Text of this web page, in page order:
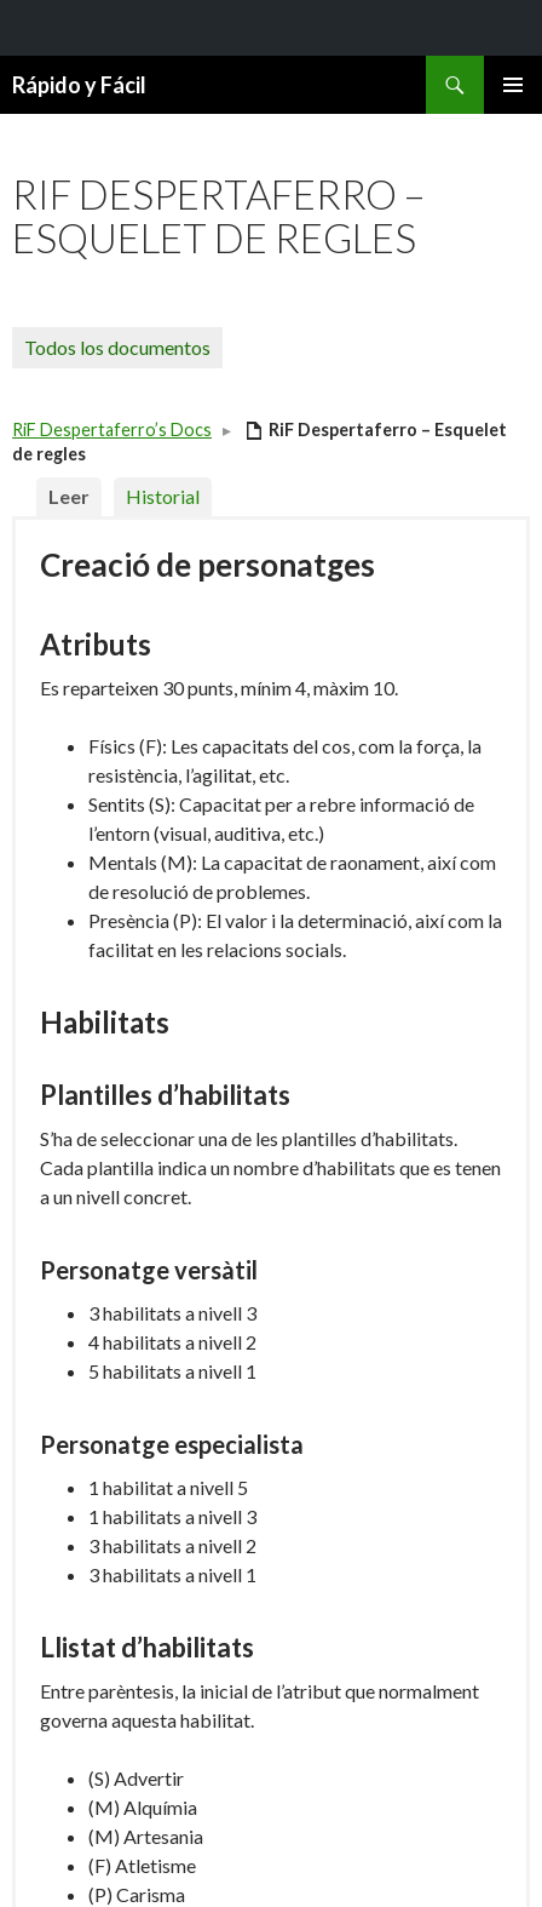
Rápido y Fácil
RIF DESPERTAFERRO –
ESQUELET DE REGLES
Todos los documentos
RiF Despertaferro’s Docs ▸
RiF Despertaferro – Esquelet
de regles
Leer Historial
Creació de personatges
Atributs
Es reparteixen 30 punts, mínim 4, màxim 10.
Físics (F): Les capacitats del cos, com la força, la
resistència, l’agilitat, etc.
Sentits (S): Capacitat per a rebre informació de
l’entorn (visual, auditiva, etc.)
Mentals (M): La capacitat de raonament, així com
de resolució de problemes.
Presència (P): El valor i la determinació, així com la
facilitat en les relacions socials.
Habilitats
Plantilles d’habilitats
S’ha de seleccionar una de les plantilles d’habilitats.
Cada plantilla indica un nombre d’habilitats que es tenen
a un nivell concret.
Personatge versàtil
3 habilitats a nivell 3
4 habilitats a nivell 2
5 habilitats a nivell 1
Personatge especialista
1 habilitat a nivell 5
1 habilitats a nivell 3
3 habilitats a nivell 2
3 habilitats a nivell 1
Llistat d’habilitats
Entre parèntesis, la inicial de l’atribut que normalment
governa aquesta habilitat.
(S) Advertir
(M) Alquímia
(M) Artesania
(F) Atletisme
(P) Carisma